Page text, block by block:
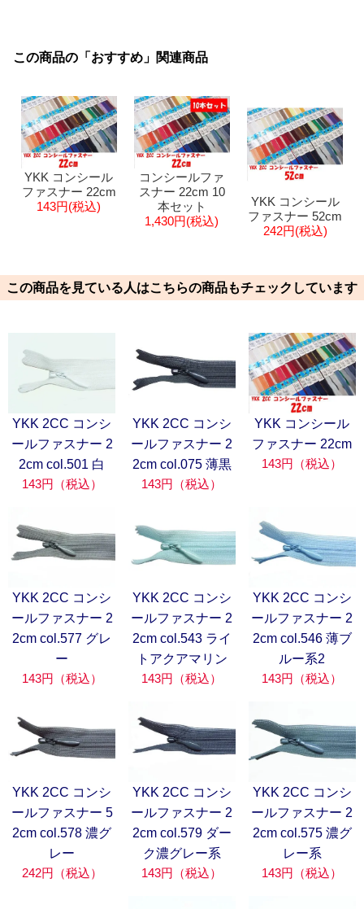
この商品の「おすすめ」関連商品
YKK コンシール
ファスナー 22cm
143円(税込)
コンシールファ
スナー 22cm 10
本セット
1,430円(税込)
YKK コンシール
ファスナー 52cm
242円(税込)
この商品を見ている人はこちらの商品もチェックしています
YKK 2CC コンシ
ールファスナー 2
2cm col.501 白
143円（税込）
YKK 2CC コンシ
ールファスナー 2
2cm col.075 薄黒
143円（税込）
YKK コンシール
ファスナー 22cm
143円（税込）
YKK 2CC コンシ
ールファスナー 2
2cm col.577 グレ
ー
143円（税込）
YKK 2CC コンシ
ールファスナー 2
2cm col.543 ライ
トアクアマリン
143円（税込）
YKK 2CC コンシ
ールファスナー 2
2cm col.546 薄ブ
ルー系2
143円（税込）
YKK 2CC コンシ
ールファスナー 5
2cm col.578 濃グ
レー
242円（税込）
YKK 2CC コンシ
ールファスナー 2
2cm col.579 ダー
ク濃グレー系
143円（税込）
YKK 2CC コンシ
ールファスナー 2
2cm col.575 濃グ
レー系
143円（税込）